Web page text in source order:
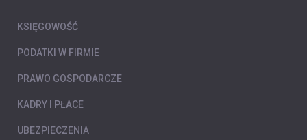
KSIĘGOWOŚĆ
PODATKI W FIRMIE
PRAWO GOSPODARCZE
KADRY I PŁACE
UBEZPIECZENIA